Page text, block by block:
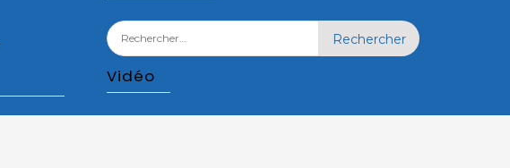
Rechercher :
Vidéo